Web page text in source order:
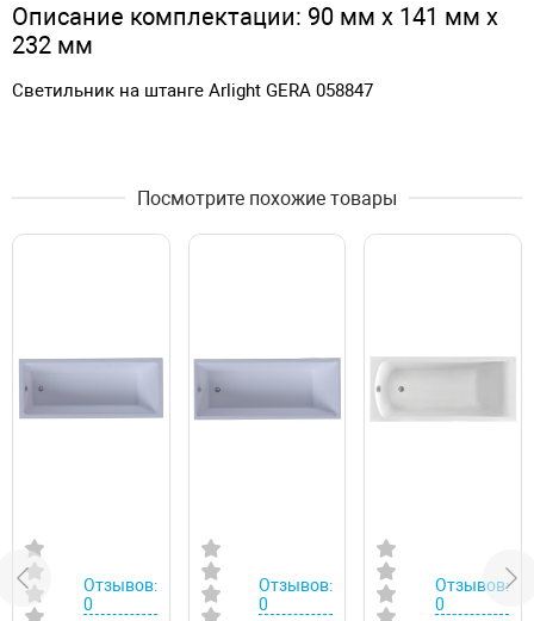
Описание комплектации: 90 мм х 141 мм х
232 мм
Светильник на штанге Arlight GERA 058847
Посмотрите похожие товары
Отзывов:
0
Отзывов:
0
Отзывов:
0